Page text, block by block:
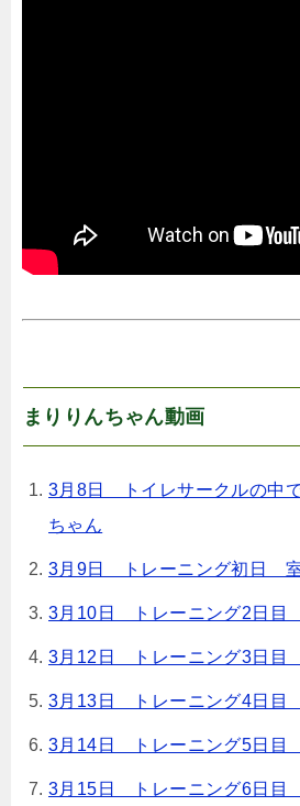
まりりんちゃん動画
3月8日 トイレサークルの中
ちゃん
3月9日 トレーニング初日
3月10日 トレーニング2日目
3月12日 トレーニング3日
3月13日 トレーニング4日
3月14日 トレーニング5日
3月15日 トレーニング6日